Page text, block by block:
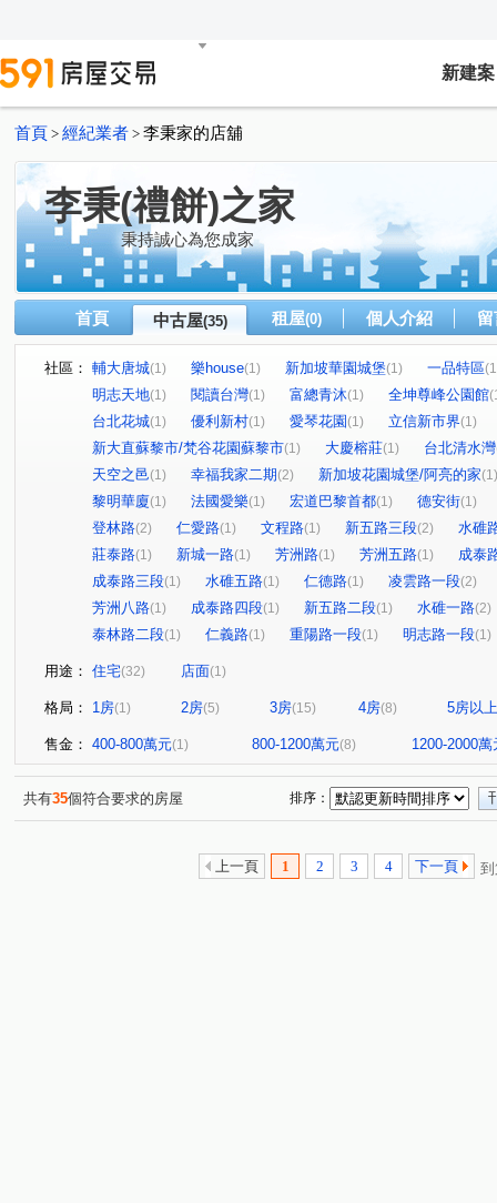
新建案
首頁 > 經紀業者 > 李秉家的店舖
李秉(禮餅)之家
秉持誠心為您成家
首頁 中古屋(35) 租屋(0) 個人介紹
社區： 輔大唐城(1) 樂house(1) 新加坡華園城堡(1) 一品特區
明志天地(1) 閱讀台灣(1) 富總青沐(1) 全坤尊峰公園館
台北花城(1) 優利新村(1) 愛琴花園(1) 立信新市界(1)
新大直蘇黎市/梵谷花園蘇黎市(1) 大慶榕莊(1) 台北清水灣
天空之邑(1) 幸福我家二期(2) 新加坡花園城堡/阿亮的家(1)
黎明華廈(1) 法國愛樂(1) 宏道巴黎首都(1) 德安街(1)
登林路(2) 仁愛路(1) 文程路(1) 新五路三段(2)
水碓
莊泰路(1) 新城一路(1) 芳洲路(1) 芳洲五路(1)
成泰
成泰路三段(1) 水碓五路(1) 仁德路(1) 凌雲路一段(2)
芳洲八路(1) 成泰路四段(1) 新五路二段(1) 水碓一路(2)
泰林路二段(1) 仁義路(1) 重陽路一段(1) 明志路一段(1)
用途： 住宅(32) 店面(1)
格局： 1房(1) 2房(5) 3房(15) 4房(8) 5房以上
售金： 400-800萬元(1) 800-1200萬元(8) 1200-2000萬
共有35個符合要求的房屋 排序：
上一頁 1 2 3 4 下一頁